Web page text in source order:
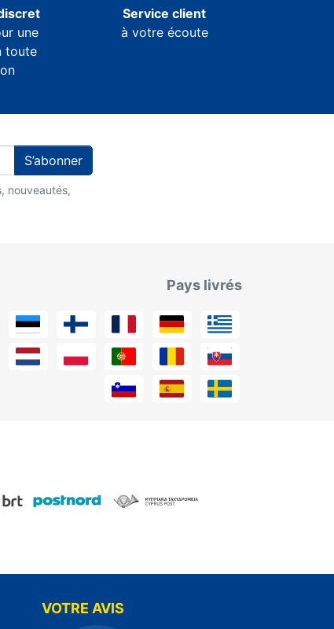
une
toute
Service client
à votre écoute
S’abonner
nouveautés,
Pays livrés
VOTRE AVIS